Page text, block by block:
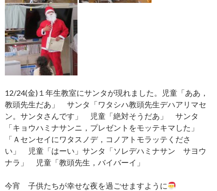
12/24(金)１年生教室にサンタが現れました。児童「ああ，
教頭先生だあ」 サンタ「ワタシハ教頭先生デハアリマセ
ン。サンタさんです」 児童「絶対そうだあ」 サンタ
「キョウハミナサンニ，プレゼントをモッテキマした」
「Ａセンセイにワタスノデ，コノアトモラッテくださ
い」 児童「はーい」サンタ「ソレデハミナサン サヨウ
ナラ」 児童「教頭先生，バイバーイ」
今宵 子供たちが幸せな夜を過ごせますように